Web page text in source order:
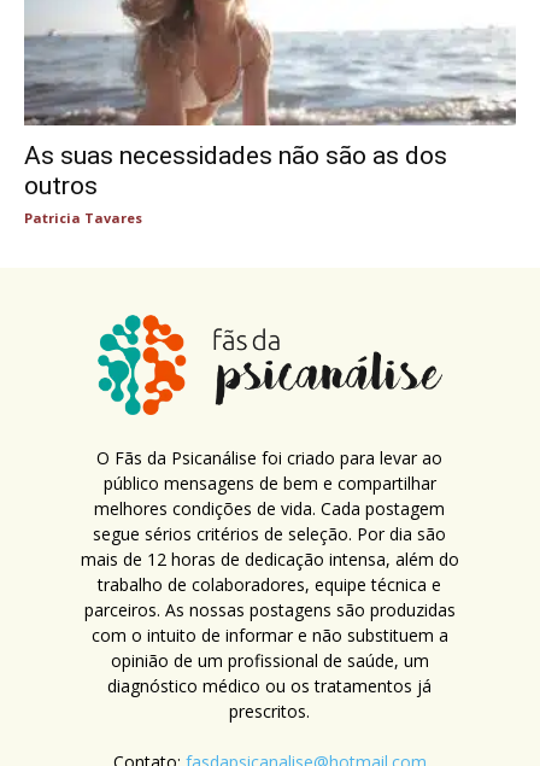
As suas necessidades não são as dos
outros
Patricia Tavares
O Fãs da Psicanálise foi criado para levar ao
público mensagens de bem e compartilhar
melhores condições de vida. Cada postagem
segue sérios critérios de seleção. Por dia são
mais de 12 horas de dedicação intensa, além do
trabalho de colaboradores, equipe técnica e
parceiros. As nossas postagens são produzidas
com o intuito de informar e não substituem a
opinião de um profissional de saúde, um
diagnóstico médico ou os tratamentos já
prescritos.